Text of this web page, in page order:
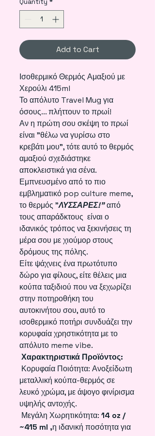
Add to Cart
Ισοθερμικό Θερμός Αμαξιού με
Χερούλι 415ml
Το απόλυτο Travel Mug για
όσους... πλήττουν το πρωί!
Αν η πρώτη σου σκέψη το πρωί
είναι "θέλω να γυρίσω στο
κρεβάτι μου", τότε αυτό το θερμός
αμαξιού σχεδιάστηκε
αποκλειστικά για σένα.
Εμπνευσμένο από το πιο
εμβληματικό pop culture meme,
το θερμός "ΛΥΣΣΑΡΕΣ!"από
τους απαράδκτους είναι ο
ιδανικός τρόπος να ξεκινήσεις τη
μέρα σου με χιούμορ στους
δρόμους της πόλης.
Είτε ψάχνεις ένα πρωτότυπο
δώρο για φίλους, είτε θέλεις μια
κούπα ταξιδιού που να ξεχωρίζει
στην ποτηροθήκη του
αυτοκινήτου σου, αυτό το
ισοθερμικό ποτήρι συνδυάζει την
κορυφαία χρηστικότητα με το
απόλυτο meme vibe.
Χαρακτηριστικά Προϊόντος:
Κορυφαία Ποιότητα: Ανοξείδωτη
μεταλλική κούπα-θερμός σε
λευκό χρώμα, με άψογο φινίρισμα
υψηλής αντοχής.
Μεγάλη Χωρητικότητα: 14 oz /
~415 ml ,η ιδανική ποσότητα για